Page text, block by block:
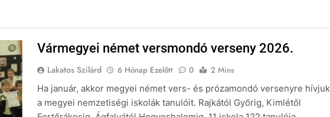
Vármegyei német versmondó verseny 2026.
Lakatos Szilárd 6 Hónap Ezelőtt 0
2 Mins
Ha január, akkor megyei német vers- és prózamondó versenyre hívjuk
a megyei nemzetiségi iskolák tanulóit. Rajkától Győrig, Kimlétől